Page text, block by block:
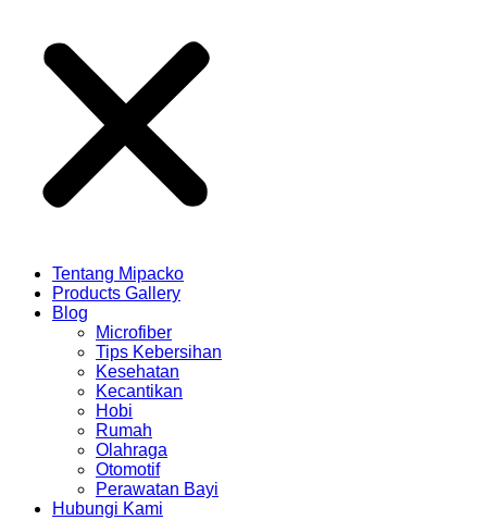
Tentang Mipacko
Products Gallery
Blog
Microfiber
Tips Kebersihan
Kesehatan
Kecantikan
Hobi
Rumah
Olahraga
Otomotif
Perawatan Bayi
Hubungi Kami